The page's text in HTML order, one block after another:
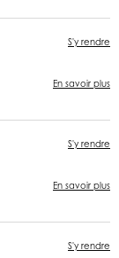
S'y rendre
En savoir plus
S'y rendre
En savoir plus
S'y rendre